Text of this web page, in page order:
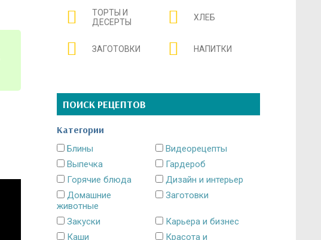
ТОРТЫ И
ДЕСЕРТЫ
ХЛЕБ
ЗАГОТОВКИ НАПИТКИ
ПОИСК РЕЦЕПТОВ
Категории
Блины
Видеорецепты
Выпечка
Гардероб
Горячие блюда
Дизайн и интерьер
Домашние
животные
Заготовки
Закуски
Карьера и бизнес
Каши
Красота и